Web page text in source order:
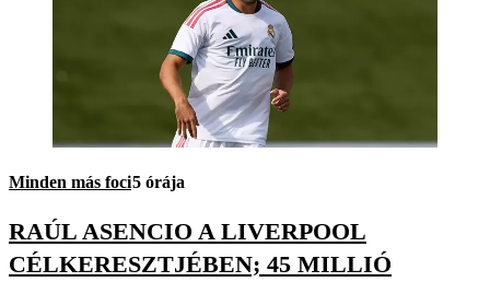
Minden más foci5 órája
RAÚL ASENCIO A LIVERPOOL
CÉLKERESZTJÉBEN; 45 MILLIÓ